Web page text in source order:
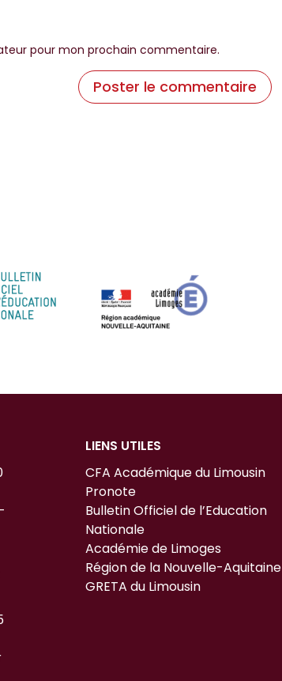
pour mon prochain commentaire.
LIENS UTILES
CFA Académique du Limousin
Pronote
Bulletin Officiel de l’Education
Nationale
Académie de Limoges
Région de la Nouvelle-Aquitaine
GRETA du Limousin